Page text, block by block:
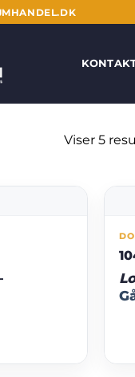
Viser 5